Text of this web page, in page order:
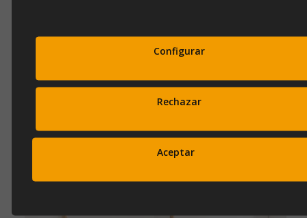
ESPEJO REDONDO ART DECO MARRÓN (90X90)
Configurar
Rechazar
Aceptar